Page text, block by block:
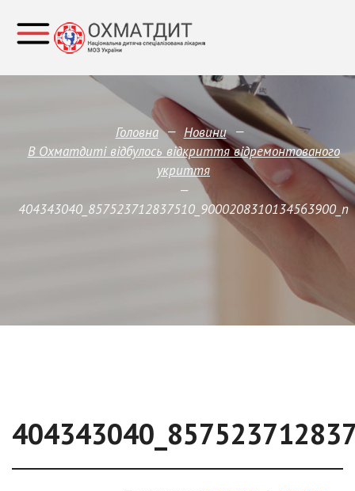
Головна — Новини —
В Охматдиті відбулось відкриття відремонтованого
укриття
—
404343040_857523712837510_9000208310134563900_n